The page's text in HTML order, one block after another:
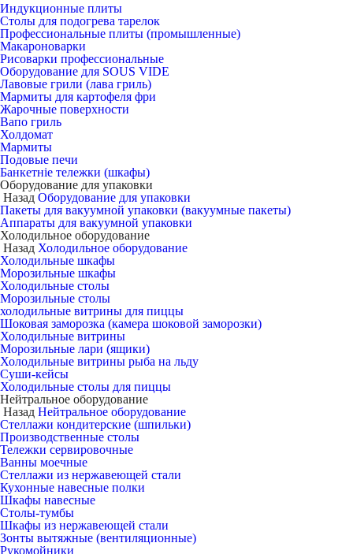
Индукционные плиты
Столы для подогрева тарелок
Профессиональные плиты (промышленные)
Макароноварки
Рисоварки профессиональные
Оборудование для SOUS VIDE
Лавовые грили (лава гриль)
Мармиты для картофеля фри
Жарочные поверхности
Вапо гриль
Холдомат
Мармиты
Подовые печи
Банкетніе тележки (шкафы)
Оборудование для упаковки
Назад Оборудование для упаковки
Пакеты для вакуумной упаковки (вакуумные пакеты)
Аппараты для вакуумной упаковки
Холодильное оборудование
Назад Холодильное оборудование
Холодильные шкафы
Морозильные шкафы
Холодильные столы
Морозильные столы
холодильные витрины для пиццы
Шоковая заморозка (камера шоковой заморозки)
Холодильные витрины
Морозильные лари (ящики)
Холодильные витрины рыба на льду
Суши-кейсы
Холодильные столы для пиццы
Нейтральное оборудование
Назад Нейтральное оборудование
Стеллажи кондитерские (шпильки)
Производственные столы
Тележки сервировочные
Ванны моечные
Стеллажи из нержавеющей стали
Кухонные навесные полки
Шкафы навесные
Столы-тумбы
Шкафы из нержавеющей стали
Зонты вытяжные (вентиляционные)
Рукомойники